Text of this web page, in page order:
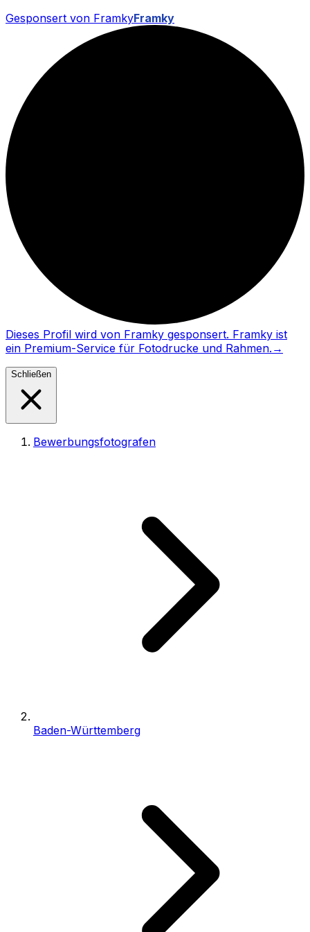
Gesponsert von FramkyFramky
Dieses Profil wird von Framky gesponsert. Framky ist
ein Premium-Service für Fotodrucke und Rahmen. →
Schließen
Bewerbungsfotografen
Baden-Württemberg